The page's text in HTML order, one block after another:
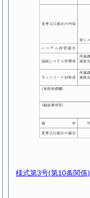
様式第3号(第10条関係)